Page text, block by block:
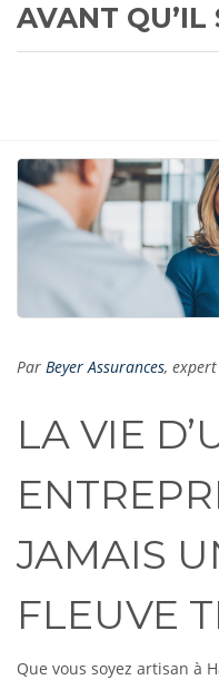
AVANT QU’IL
Par Beyer Assurances,
LA VIE
JAMAIS
FLEUVE
Que vous soyez artisan à